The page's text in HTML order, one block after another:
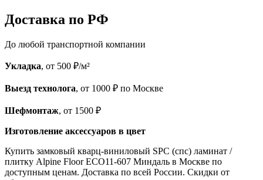
Доставка по РФ
До любой транспортной компании
Укладка, от 500 ₽/м²
Выезд технолога, от 1000 ₽ по Москве
Шефмонтаж, от 1500 ₽
Изготовление аксессуаров в цвет
Купить замковый кварц-виниловый SPC (спс) ламинат /
плитку Alpine Floor ECO11-607 Миндаль в Москве по
доступным ценам. Доставка по всей России. Скидки от